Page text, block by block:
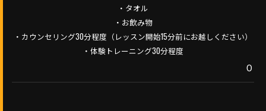
・タオル
・お飲み物
・カウンセリング30分程度（レッスン開始15分前にお越しください）
・体験トレーニング30分程度
０